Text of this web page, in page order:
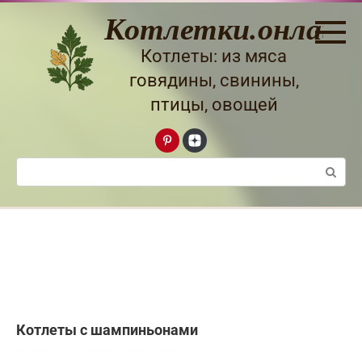
Перейти
Котлетки.онлайн
Котлеты: из мяса
говядины, свинины,
птицы, овощей
Поиск:
Котлеты с шампиньонами